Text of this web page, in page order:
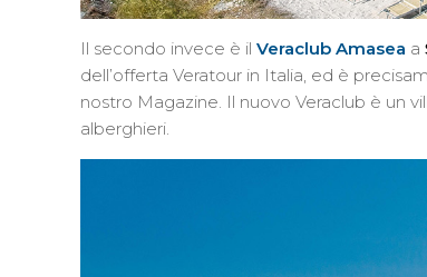
Il secondo invece è il Veraclub Amasea a
dell’offerta Veratour in Italia, ed è
nostro Magazine. Il nuovo Veraclub è un
alberghieri.